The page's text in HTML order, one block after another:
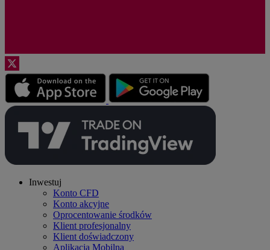
Inwestuj
Konto CFD
Konto akcyjne
Oprocentowanie środków
Klient profesjonalny
Klient doświadczony
Aplikacja Mobilna